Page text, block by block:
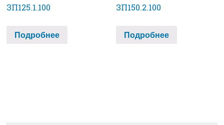
ЗП125.1.100
Подробнее
ЗП150.2.100
Подробнее